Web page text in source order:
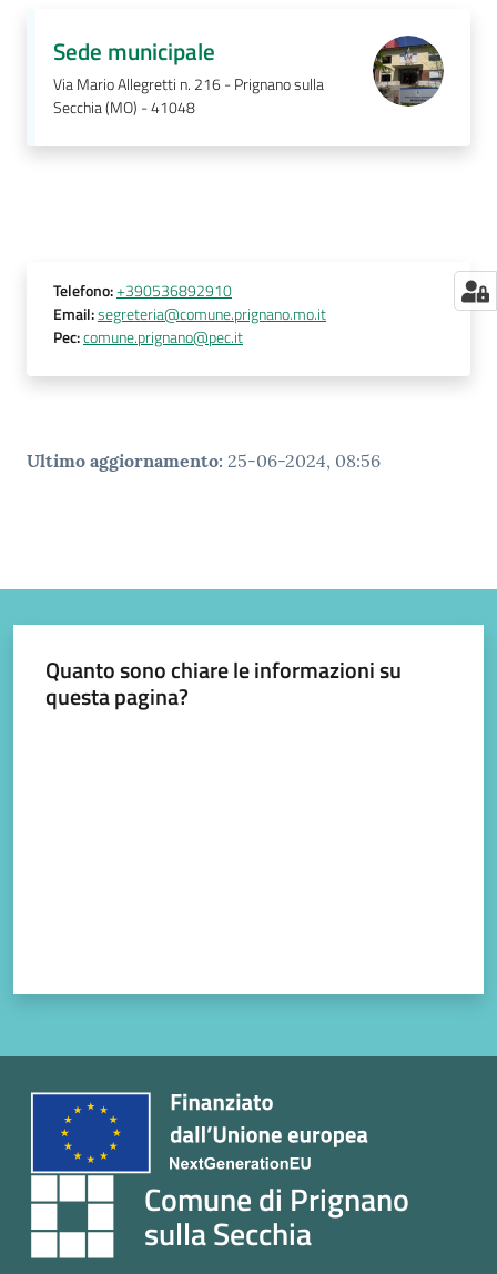
Sede municipale
Via Mario Allegretti n. 216 - Prignano sulla
Secchia (MO) - 41048
Telefono:+390536892910
Email:segreteria@comune.prignano.mo.it
Pec:comune.prignano@pec.it
Ultimo aggiornamento: 25-06-2024, 08:56
Quanto sono chiare le informazioni su
questa pagina?
Comune di Prignano
sulla Secchia